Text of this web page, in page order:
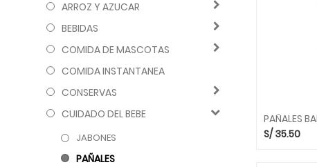
ARROZ Y AZUCAR
BEBIDAS
COMIDA DE MASCOTAS
COMIDA INSTANTANEA
CONSERVAS
CUIDADO DEL BEBE
JABONES
PAÑALES
S/35.50